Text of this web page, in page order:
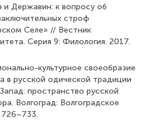
Державин: к вопросу об
строф
Селе» // Вестник
Серия 9: Филология. 2017.
культурное своеобразие
в русской одической традиции
пространство русской
Волгоград: Волгоградское